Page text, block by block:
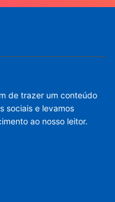
de trazer um conteúdo
sociais e levamos
ao nosso leitor.